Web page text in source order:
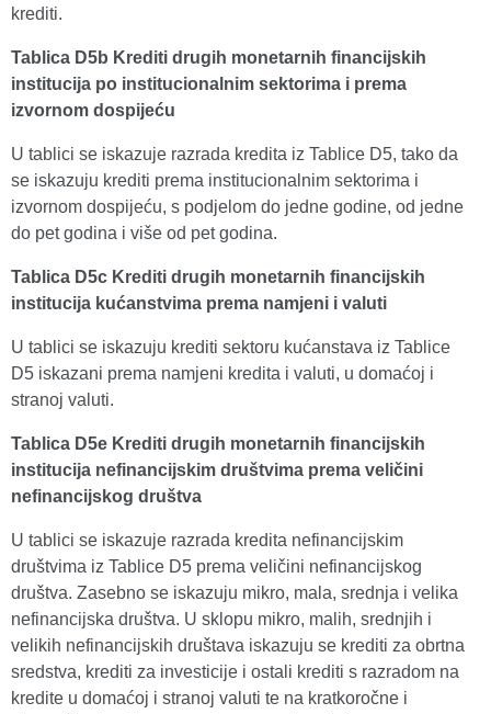
krediti.
Tablica D5b Krediti drugih monetarnih financijskih
institucija po institucionalnim sektorima i prema
izvornom dospijeću
U tablici se iskazuje razrada kredita iz Tablice D5, tako da
se iskazuju krediti prema institucionalnim sektorima i
izvornom dospijeću, s podjelom do jedne godine, od jedne
do pet godina i više od pet godina.
Tablica D5c Krediti drugih monetarnih financijskih
institucija kućanstvima prema namjeni i valuti
U tablici se iskazuju krediti sektoru kućanstava iz Tablice
D5 iskazani prema namjeni kredita i valuti, u domaćoj i
stranoj valuti.
Tablica D5e Krediti drugih monetarnih financijskih
institucija nefinancijskim društvima prema veličini
nefinancijskog društva
U tablici se iskazuje razrada kredita nefinancijskim
društvima iz Tablice D5 prema veličini nefinancijskog
društva. Zasebno se iskazuju mikro, mala, srednja i velika
nefinancijska društva. U sklopu mikro, malih, srednjih i
velikih nefinancijskih društava iskazuju se krediti za obrtna
sredstva, krediti za investicije i ostali krediti s razradom na
kredite u domaćoj i stranoj valuti te na kratkoročne i